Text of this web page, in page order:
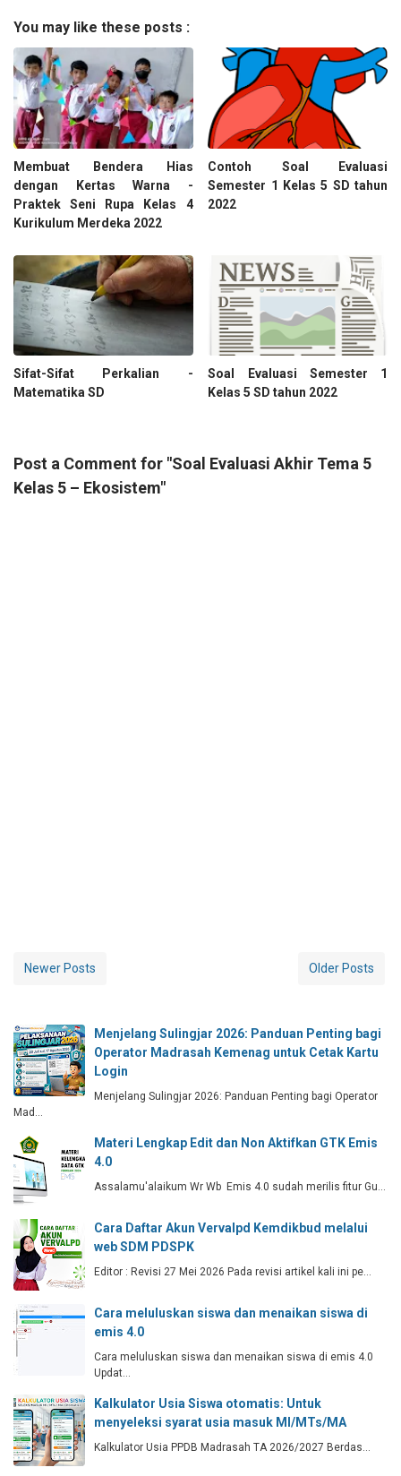
You may like these posts :
Membuat Bendera Hias
dengan Kertas Warna -
Praktek Seni Rupa Kelas 4
Kurikulum Merdeka 2022
Contoh Soal Evaluasi
Semester 1 Kelas 5 SD tahun
2022
Sifat-Sifat Perkalian -
Matematika SD
Soal Evaluasi Semester 1
Kelas 5 SD tahun 2022
Post a Comment for "Soal Evaluasi Akhir Tema 5
Kelas 5 – Ekosistem"
Newer Posts Older Posts
Menjelang Sulingjar 2026: Panduan Penting bagi
Operator Madrasah Kemenag untuk Cetak Kartu
Login
Menjelang Sulingjar 2026: Panduan Penting bagi Operator
Mad…
Materi Lengkap Edit dan Non Aktifkan GTK Emis
4.0
Assalamu'alaikum Wr Wb Emis 4.0 sudah merilis fitur Gu…
Cara Daftar Akun Vervalpd Kemdikbud melalui
web SDM PDSPK
Editor : Revisi 27 Mei 2026 Pada revisi artikel kali ini pe…
Cara meluluskan siswa dan menaikan siswa di
emis 4.0
Cara meluluskan siswa dan menaikan siswa di emis 4.0
Updat…
Kalkulator Usia Siswa otomatis: Untuk
menyeleksi syarat usia masuk MI/MTs/MA
Kalkulator Usia PPDB Madrasah TA 2026/2027 Berdas…